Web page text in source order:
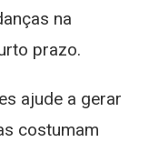
na
prazo.
ajude a gerar
costumam